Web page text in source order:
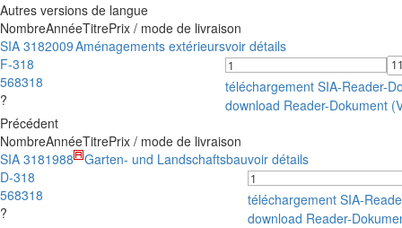
Autres versions de langue
NombreAnnéeTitrePrix / mode de livraison
SIA 318
F-318
568318
?
2009Aménagements extérieursvoir détails
téléchargement SIA-Reader-
download Reader-Dokument
Précédent
NombreAnnéeTitrePrix / mode de livraison
SIA 318
D-318
568318
?
1988 Garten- und Landschaftsbauvoir détails
téléchargement SIA-
download Reader-